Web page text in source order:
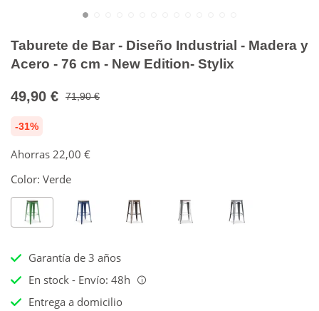
Taburete de Bar - Diseño Industrial - Madera y
Acero - 76 cm - New Edition- Stylix
49,90 € 71,90 €
-31%
Ahorras 22,00 €
Color: Verde
Garantía de 3 años
En stock - Envío: 48h
i
Entrega a domicilio